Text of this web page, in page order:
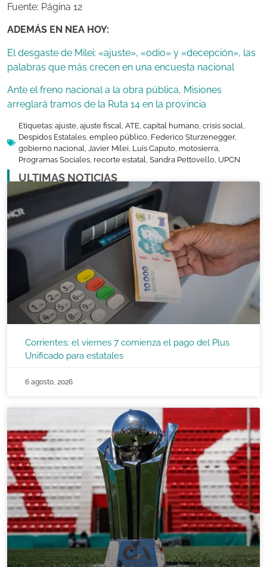
Fuente: Página 12
ADEMÁS EN NEA HOY:
El desgaste de Milei: «ajuste», «odio» y «decepción», las
palabras que más crecen en una encuesta nacional
Ante el freno nacional a la obra pública, Misiones
arreglará tramos de la Ruta 14 en la provincia
Etiquetas: ajuste, ajuste fiscal, ATE, capital humano, crisis social,
Despidos Estatales, empleo público, Federico Sturzenegger,
gobierno nacional, Javier Milei, Luis Caputo, motosierra,
Programas Sociales, recorte estatal, Sandra Pettovello, UPCN
ULTIMAS NOTICIAS
Corrientes: el viernes 7 comienza el pago del Plus
Unificado para estatales
6 agosto, 2026